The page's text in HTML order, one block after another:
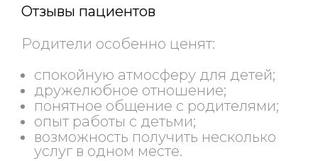
Отзывы пациентов
Родители особенно ценят:
спокойную атмосферу для детей;
дружелюбное отношение;
понятное общение с родителями;
опыт работы с детьми;
возможность получить несколько
услуг в одном месте.